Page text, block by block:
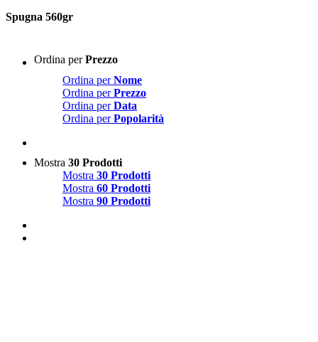
Spugna 560gr
Ordina perPrezzo
Ordina perNome
Ordina perPrezzo
Ordina perData
Ordina perPopolarità
Mostra 30 Prodotti
Mostra 30 Prodotti
Mostra 60 Prodotti
Mostra 90 Prodotti